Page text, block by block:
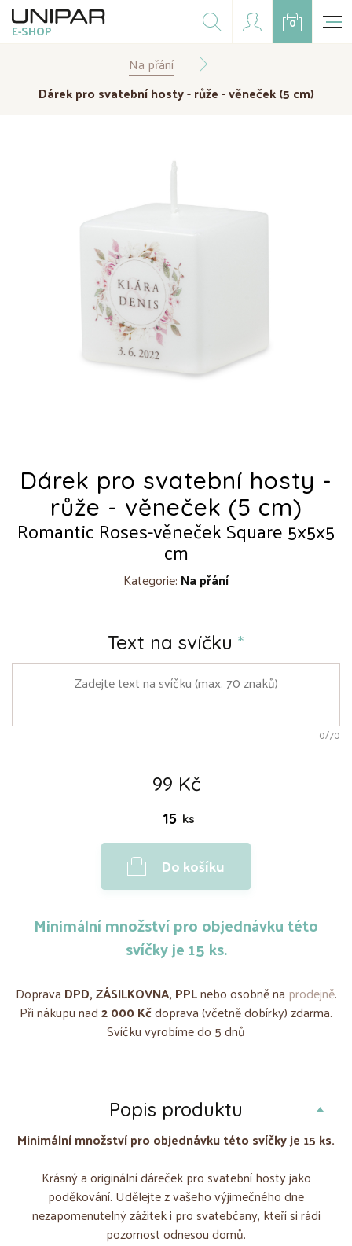
E-SHOP
Dárkové balíčky
Doplňky
Doprodej
CZK EUR
0
Na přání
Dárek pro svatební hosty - růže - věneček (5 cm)
Dárek pro svatební hosty -
růže - věneček (5 cm)
Romantic Roses-věneček Square 5x5x5
cm
Kategorie: Na přání
Text na svíčku *
0/70
99 Kč
ks
Do košíku
Minimální množství pro objednávku této
svíčky je 15 ks.
Doprava DPD, ZÁSILKOVNA, PPLnebo osobně na prodejně.
Při nákupu nad2 000 Kčdoprava (včetně dobírky) zdarma.
Svíčku vyrobíme do 5 dnů
Popis produktu
Minimální množství pro objednávku této svíčky je 15 ks.
Krásný a originální dáreček pro svatební hosty jako
poděkování. Udělejte z vašeho výjimečného dne
nezapomenutelný zážitek i pro svatebčany, kteří si rádi
pozornost odnesou domů.